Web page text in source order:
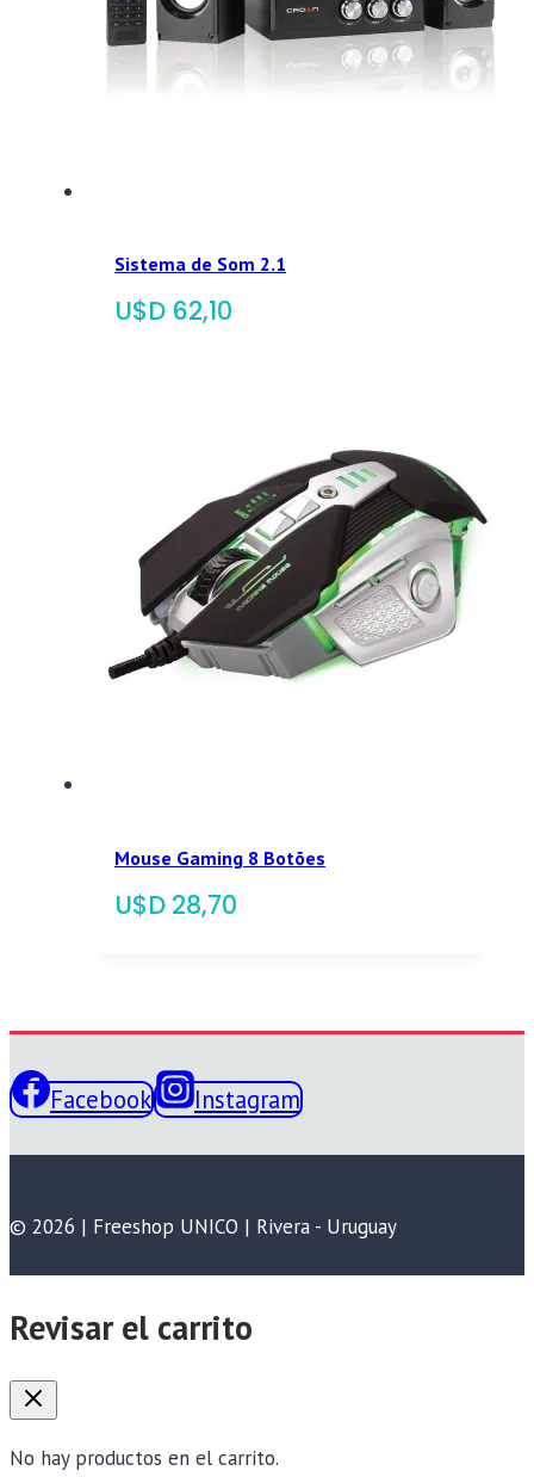
Sistema de Som 2.1
$ 62,10
Mouse Gaming 8 Botões
$ 28,70
Facebook Instagram
© 2026 | Freeshop UNICO | Rivera - Uruguay
Revisar el carrito
No hay productos en el carrito.